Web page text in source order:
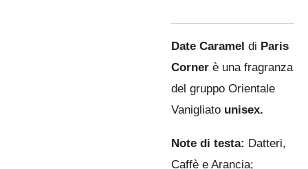
Date Caramel di Paris
Corner è una fragranza
del gruppo Orientale
Vanigliato unisex.
Note di testa: Datteri,
Caffè e Arancia;